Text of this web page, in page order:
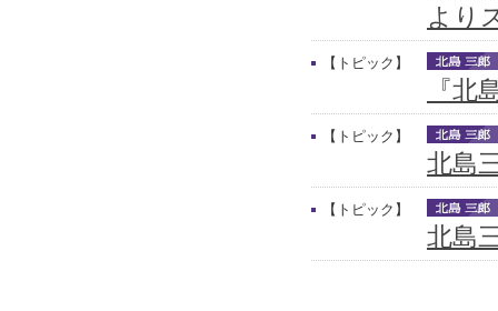
より
【トピック】
『北
【トピック】
北島
【トピック】
北島